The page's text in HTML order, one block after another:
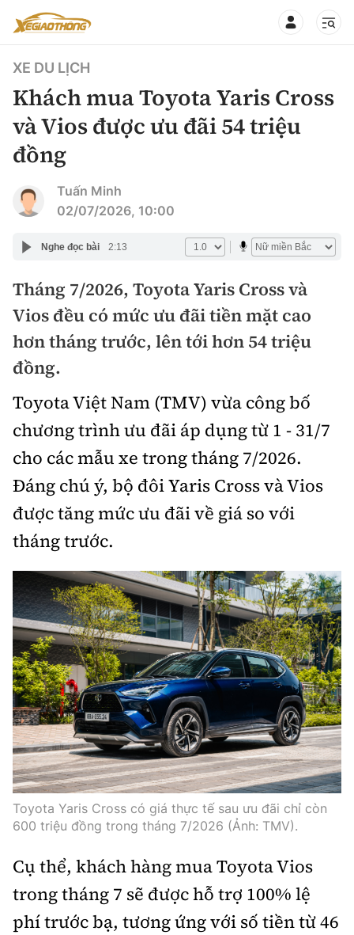
CHUYÊN MỤC
360° xe
Chính sách
Hạ tầng phương tiện
Góc nhìn
Tâm điểm
Thị trường xe
Xe chuyên dụng
Xe máy
Đánh giá xe
Đánh giá xe mới
So sánh
Lái mới
Tư vấn sử dụng
Chọn xe
Lái xe an toàn
Bảo hiểm xe
Sản phẩm bảo hiểm
Bồi thường bảo hiểm
Xe xanh
Video
Review xe
Giới thiệu xe
Tư vấn
Ảnh
Ô tô
Xe máy
Cơ quan chủ quản: Bộ Xây dựng
Tổng biên tập:Nguyễn Thị Hồng Nga
Trưởng ban Ô tô - Xe máy:Nguyễn Tiến Mạnh
Giấy phép số: 03/GP-BC, cấp ngày 22/4/2025
Chuyên trang của Báo Xây dựng
Tòa soạn: Số 2 Nguyễn Công Hoan, phường Giảng Võ,
Hà Nội.
Hotline: 0967 376 459;
Liên hệ quảng cáo phát hành: 0915.057.282
Email:bandoc@baoxaydung.vn
XE DU LỊCH
Khách mua Toyota Yaris Cross
và Vios được ưu đãi 54 triệu
đồng
Tuấn Minh
02/07/2026, 10:00
Nghe đọc bài 2:13
Tháng 7/2026, Toyota Yaris Cross và
Vios đều có mức ưu đãi tiền mặt cao
hơn tháng trước, lên tới hơn 54 triệu
đồng.
Toyota Việt Nam (TMV) vừa công bố
chương trình ưu đãi áp dụng từ 1 - 31/7
cho các mẫu xe trong tháng 7/2026.
Đáng chú ý, bộ đôi Yaris Cross và Vios
được tăng mức ưu đãi về giá so với
tháng trước.
Toyota Yaris Cross có giá thực tế sau ưu đãi chỉ còn
600 triệu đồng trong tháng 7/2026 (Ảnh: TMV).
Cụ thể, khách hàng mua Toyota Vios
trong tháng 7 sẽ được hỗ trợ 100% lệ
phí trước bạ, tương ứng với số tiền từ 46